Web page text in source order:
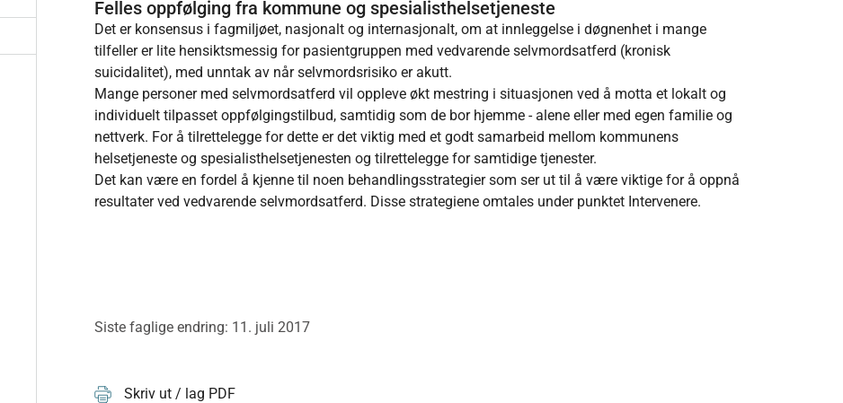
Felles oppfølging fra kommune og spesialisthelsetjeneste
Det er konsensus i fagmiljøet, nasjonalt og internasjonalt, om at innleggelse i døgnenhet i mange
tilfeller er lite hensiktsmessig for pasientgruppen med vedvarende selvmordsatferd (kronisk
suicidalitet), med unntak av når selvmordsrisiko er akutt.
Mange personer med selvmordsatferd vil oppleve økt mestring i situasjonen ved å motta et lokalt og
individuelt tilpasset oppfølgingstilbud, samtidig som de bor hjemme - alene eller med egen familie og
nettverk. For å tilrettelegge for dette er det viktig med et godt samarbeid mellom kommunens
helsetjeneste og spesialisthelsetjenesten og tilrettelegge for samtidige tjenester.
Det kan være en fordel å kjenne til noen behandlingsstrategier som ser ut til å være viktige for å oppnå
resultater ved vedvarende selvmordsatferd. Disse strategiene omtales under punktet Intervenere.
Siste faglige endring: 11. juli 2017
Skriv ut / lag PDF